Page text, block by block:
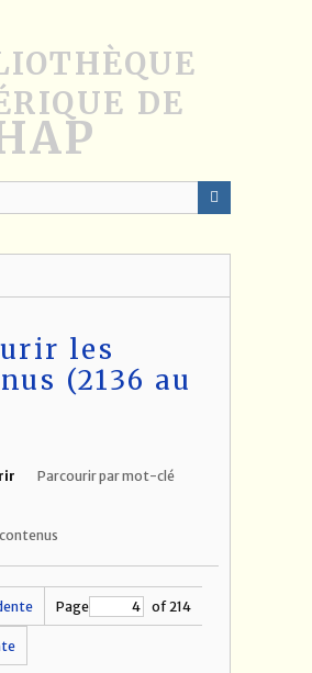
les
(2136 au
Parcourir par mot-clé
Page of 214